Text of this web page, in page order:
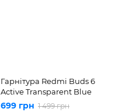
Гарнітура Redmi Buds 6
Active Transparent Blue
699 грн 1 499 грн